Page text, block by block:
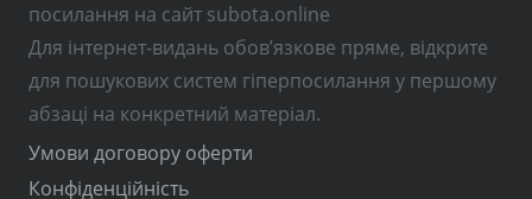
посилання на сайт subota.online
Для інтернет-видань обов’язкове пряме, відкрите
для пошукових систем гіперпосилання у першому
абзаці на конкретний матеріал.
Умови договору оферти
Конфіденційність